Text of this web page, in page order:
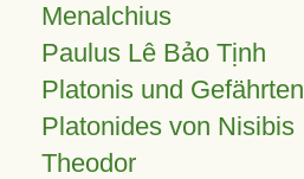
Menalchius
Paulus Lê Bảo Tịnh
Platonis und Gefährten
Platonides von Nisibis
Theodor